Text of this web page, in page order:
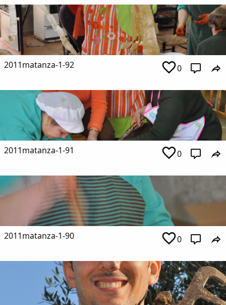
2011matanza-1-92 0
2011matanza-1-91 0
2011matanza-1-90 0